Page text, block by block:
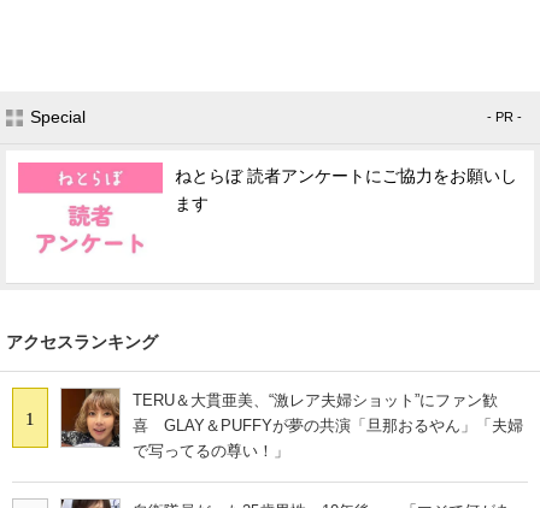
Special - PR -
ねとらぼ 読者アンケートにご協力をお願いし
ます
アクセスランキング
1
TERU＆大貫亜美、“激レア夫婦ショット”にファン歓
喜 GLAY＆PUFFYが夢の共演「旦那おるやん」「夫婦
で写ってるの尊い！」